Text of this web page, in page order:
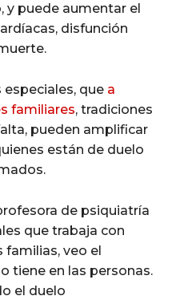
y puede aumentar el
disfunción
especiales, que a
familiares, tradiciones
pueden amplificar
están de duelo
de psiquiatría
que trabaja con
familias, veo el
tiene en las personas.
el duelo